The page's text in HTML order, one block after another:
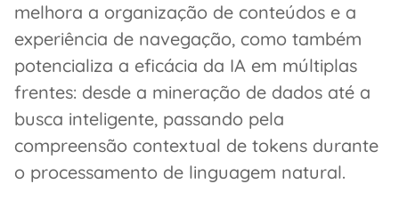
melhora a organização de conteúdos e a
experiência de navegação, como também
potencializa a eficácia da IA em múltiplas
frentes: desde a mineração de dados até a
busca inteligente, passando pela
compreensão contextual de tokens durante
o processamento de linguagem natural.